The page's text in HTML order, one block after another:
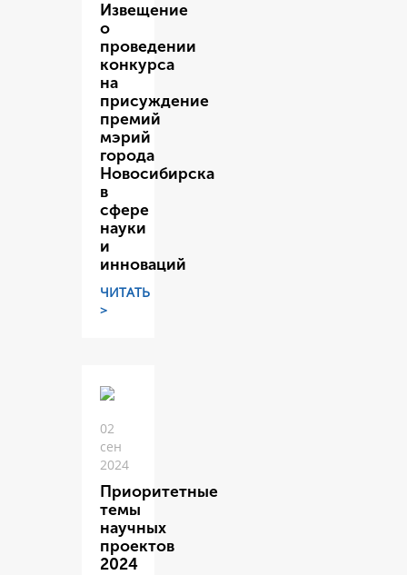
Извещение
о
проведении
конкурса
на
присуждение
премий
мэрий
города
Новосибирска
в
сфере
науки
и
инноваций
ЧИТАТЬ
>
02
сен
2024
Приоритетные
темы
научных
проектов
2024